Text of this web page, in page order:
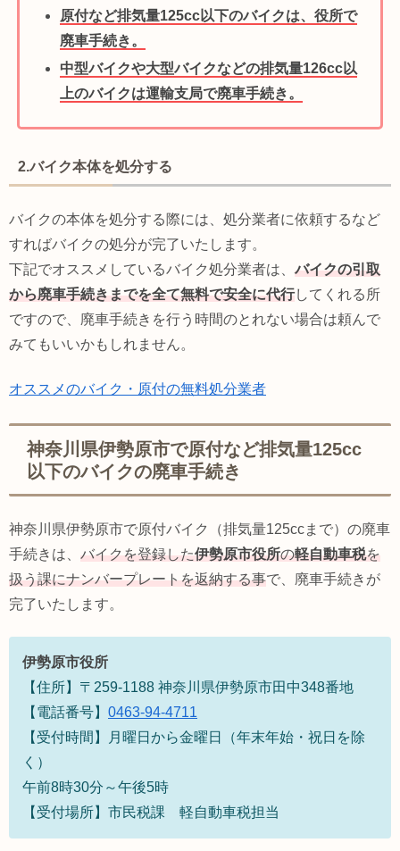
原付など排気量125cc以下のバイクは、役所で
廃車手続き。
中型バイクや大型バイクなどの排気量126cc以
上のバイクは運輸支局で廃車手続き。
2.バイク本体を処分する
バイクの本体を処分する際には、処分業者に依頼するなど
すればバイクの処分が完了いたします。
下記でオススメしているバイク処分業者は、バイクの引取
から廃車手続きまでを全て無料で安全に代行してくれる所
ですので、廃車手続きを行う時間のとれない場合は頼んで
みてもいいかもしれません。
オススメのバイク・原付の無料処分業者
神奈川県伊勢原市で原付など排気量125cc
以下のバイクの廃車手続き
神奈川県伊勢原市で原付バイク（排気量125ccまで）の廃車
手続きは、 バイクを登録した伊勢原市役所の軽自動車税を
扱う課にナンバープレートを返納する事で、廃車手続きが
完了いたします。
伊勢原市役所
【住所】〒259-1188 神奈川県伊勢原市田中348番地
【電話番号】 0463-94-4711
【受付時間】月曜日から金曜日（年末年始・祝日を除
く）
午前8時30分～午後5時
【受付場所】市民税課 軽自動車税担当